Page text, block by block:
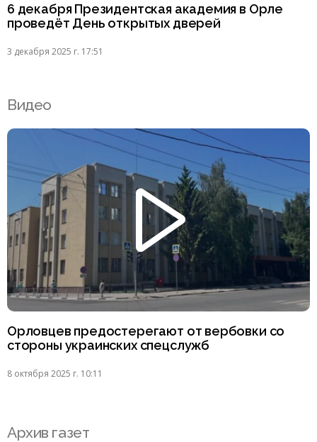
6 декабря Президентская академия в Орле
проведёт День открытых дверей
3 декабря 2025 г. 17:51
Видео
Орловцев предостерегают от вербовки со
стороны украинских спецслужб
8 октября 2025 г. 10:11
Архив газет